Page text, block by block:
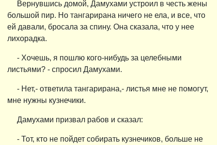
Вернувшись домой, Дамухами устроил в честь жены
большой пир. Но тангарирана ничего не ела, и все, что
ей давали, бросала за спину. Она сказала, что у нее
лихорадка.
- Хочешь, я пошлю кого-нибудь за целебными
листьями? - спросил Дамухами.
- Нет,- ответила тангарирана,- листья мне не помогут,
мне нужны кузнечики.
Дамухами призвал рабов и сказал:
- Тот, кто не пойдет собирать кузнечиков, больше не